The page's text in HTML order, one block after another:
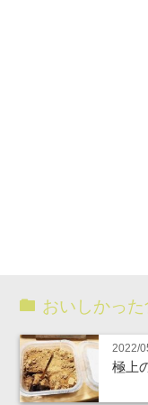
おいしかっ
2022/
極上